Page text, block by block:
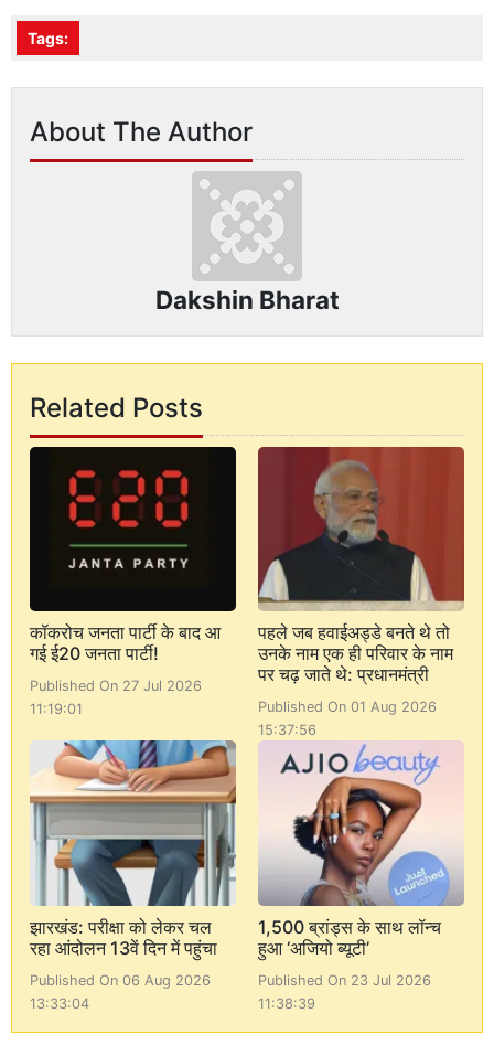
Tags:
About The Author
Dakshin Bharat
Related Posts
कॉकरोच जनता पार्टी के बाद आ
गई ई20 जनता पार्टी!
Published On 27 Jul 2026
11:19:01
पहले जब हवाईअड्डे बनते थे तो
उनके नाम एक ही परिवार के नाम
पर चढ़ जाते थे: प्रधानमंत्री
Published On 01 Aug 2026
15:37:56
झारखंड: परीक्षा को लेकर चल
रहा आंदोलन 13वें दिन में पहुंचा
Published On 06 Aug 2026
13:33:04
1,500 ब्रांड्स के साथ लॉन्च
हुआ ‘अजियो ब्यूटी’
Published On 23 Jul 2026
11:38:39